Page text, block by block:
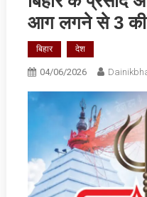
आग लगने से 3 की
बिहार देश
04/06/2026